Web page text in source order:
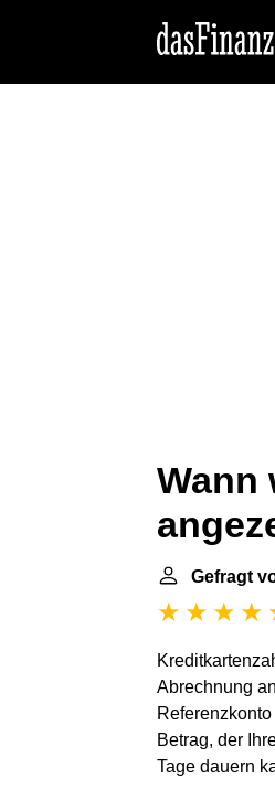
Wann
Gefragt
Abrechnung
Betrag, der
Tage dauern